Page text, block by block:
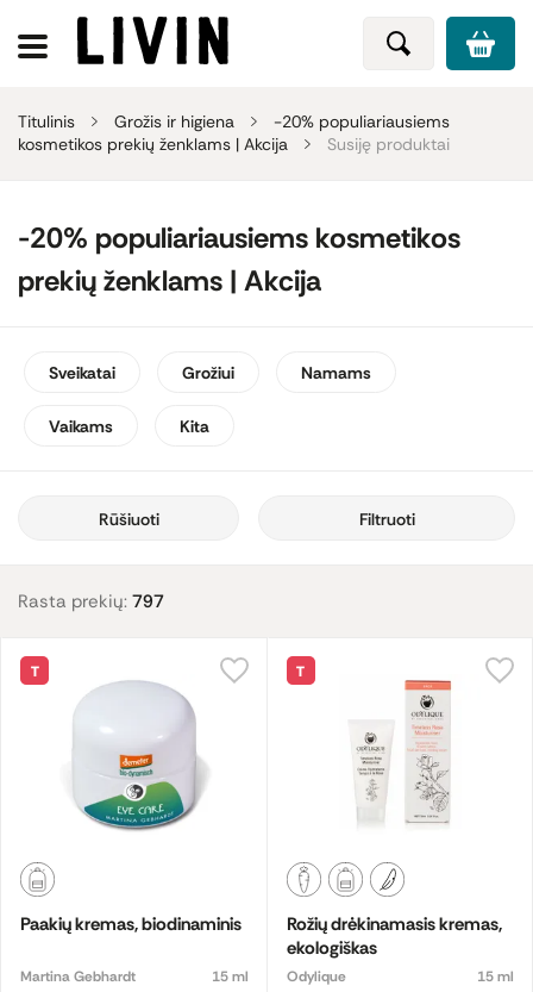
Titulinis Grožis ir higiena
-20% populiariausiems
kosmetikos prekių ženklams | Akcija
Susiję produktai
-20% populiariausiems kosmetikos
prekių ženklams | Akcija
Sveikatai Grožiui Namams
Vaikams Kita
Rūšiuoti Filtruoti
Rasta prekių: 797
T
Paakių kremas, biodinaminis
Martina Gebhardt
15 ml
T
Rožių drėkinamasis kremas,
ekologiškas
Odylique
15 ml